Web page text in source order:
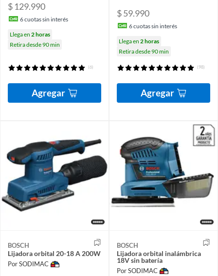
$ 129.990
6cuotas sin interés
Llega en 2 horas
Retira desde 90 min
(6)
Agregar
$ 59.990
6cuotas sin interés
Llega en 2 horas
Retira desde 90 min
(98)
Agregar
BOSCH
Lijadora orbital 20-18 A 200W
Por SODIMAC
BOSCH
Lijadora orbital inalámbrica
18V sin batería
Por SODIMAC